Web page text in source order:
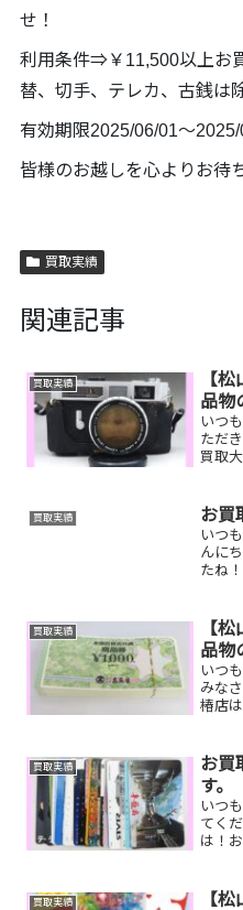
せ！
利用条件⇒￥11,500以上お
替、切手、テレカ、古銭は
有効期限2025/06/01〜
皆様のお越しを心よりお待
買取実績
関連記事
買取実績
【
品物
いつ
ただ
買取
ック
るお
買取実績 お買
いつ
んに
たね
品物
ひ！
買取実績
【
品物
いつ
みな
椿店
か？
させ
買取実績
お買
す。
いつ
てく
は！
ざい
買取実績
【